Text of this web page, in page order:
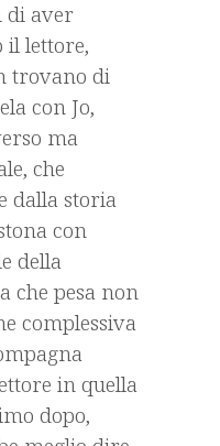
di aver
il lettore,
trovano di
con Jo,
ma
che
dalla storia
con
della
che pesa non
complessiva
in quella
dopo,